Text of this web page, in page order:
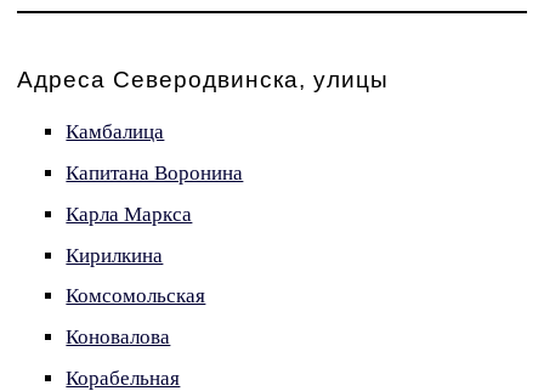
Адреса Северодвинска, улицы
Камбалица
Капитана Воронина
Карла Маркса
Кирилкина
Комсомольская
Коновалова
Корабельная